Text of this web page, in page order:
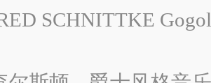
SCHNITTKE